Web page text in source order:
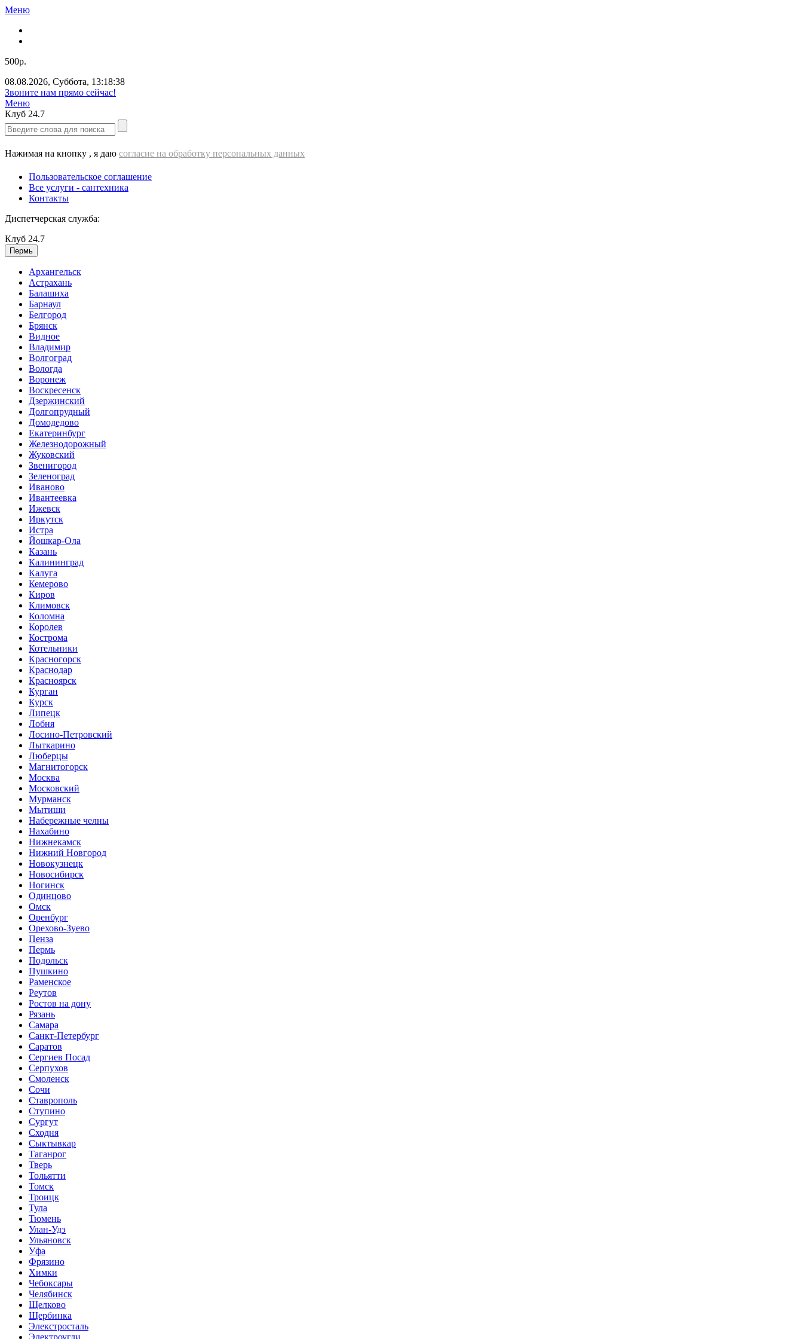
Меню
500р.
08.08.2026, Суббота, 13:18:38
Звоните нам прямо сейчас!
Меню
Клуб 24.7
Нажимая на кнопку , я даю согласие на обработку персональных данных
Пользовательское соглашение
Все услуги - cантехника
Контакты
Диспетчерская служба:
Клуб 24.7
Пермь
Архангельск
Астрахань
Балашиха
Барнаул
Белгород
Брянск
Видное
Владимир
Волгоград
Вологда
Воронеж
Воскресенск
Дзержинский
Долгопрудный
Домодедово
Екатеринбург
Железнодорожный
Жуковский
Звенигород
Зеленоград
Иваново
Ивантеевка
Ижевск
Иркутск
Истра
Йошкар-Ола
Казань
Калининград
Калуга
Кемерово
Киров
Климовск
Коломна
Королев
Кострома
Котельники
Красногорск
Краснодар
Красноярск
Курган
Курск
Липецк
Лобня
Лосино-Петровский
Лыткарино
Люберцы
Магнитогорск
Москва
Московский
Мурманск
Мытищи
Набережные челны
Нахабино
Нижнекамск
Нижний Новгород
Новокузнецк
Новосибирск
Ногинск
Одинцово
Омск
Оренбург
Орехово-Зуево
Пенза
Пермь
Подольск
Пушкино
Раменское
Реутов
Ростов на дону
Рязань
Самара
Санкт-Петербург
Саратов
Сергиев Посад
Серпухов
Смоленск
Сочи
Ставрополь
Ступино
Сургут
Сходня
Сыктывкар
Таганрог
Тверь
Тольятти
Томск
Троицк
Тула
Тюмень
Улан-Удэ
Ульяновск
Уфа
Фрязино
Химки
Чебоксары
Челябинск
Щелково
Щербинка
Элекстросталь
Электроугли